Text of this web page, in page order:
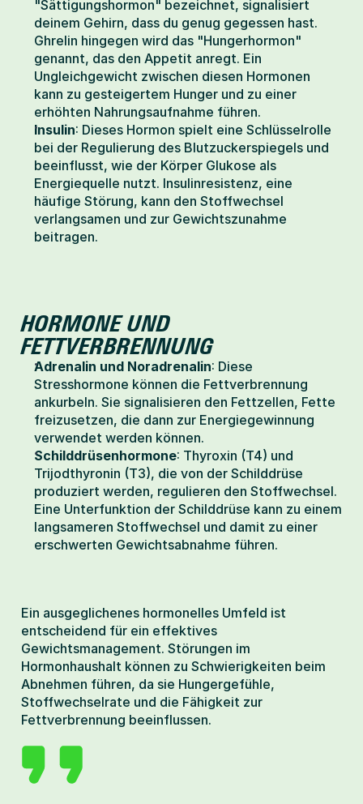
"Sättigungshormon" bezeichnet, signalisiert
deinem Gehirn, dass du genug gegessen hast.
Ghrelin hingegen wird das "Hungerhormon"
genannt, das den Appetit anregt. Ein
Ungleichgewicht zwischen diesen Hormonen
kann zu gesteigertem Hunger und zu einer
erhöhten Nahrungsaufnahme führen.
Insulin: Dieses Hormon spielt eine Schlüsselrolle
bei der Regulierung des Blutzuckerspiegels und
beeinflusst, wie der Körper Glukose als
Energiequelle nutzt. Insulinresistenz, eine
häufige Störung, kann den Stoffwechsel
verlangsamen und zur Gewichtszunahme
beitragen.
HORMONE UND
FETTVERBRENNUNG
Adrenalin und Noradrenalin: Diese
Stresshormone können die Fettverbrennung
ankurbeln. Sie signalisieren den Fettzellen, Fette
freizusetzen, die dann zur Energiegewinnung
verwendet werden können.
Schilddrüsenhormone: Thyroxin (T4) und
Trijodthyronin (T3), die von der Schilddrüse
produziert werden, regulieren den Stoffwechsel.
Eine Unterfunktion der Schilddrüse kann zu einem
langsameren Stoffwechsel und damit zu einer
erschwerten Gewichtsabnahme führen.
Ein ausgeglichenes hormonelles Umfeld ist
entscheidend für ein effektives
Gewichtsmanagement. Störungen im
Hormonhaushalt können zu Schwierigkeiten beim
Abnehmen führen, da sie Hungergefühle,
Stoffwechselrate und die Fähigkeit zur
Fettverbrennung beeinflussen.